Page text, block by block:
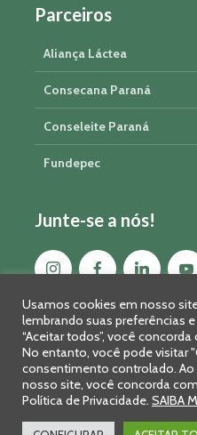
Parceiros
Aliança Láctea
Consecana Paraná
Conseleite Paraná
Fundepec
Junte-se a nós!
Sistema FAEP/SENAR-PR ©
Usamos cookies em nosso
lembrando suas preferências
“Aceitar todos”, você
No entanto, você pode visitar
consentimento controlado.
nosso site, você concorda
Política de Privacidade. SAIBA